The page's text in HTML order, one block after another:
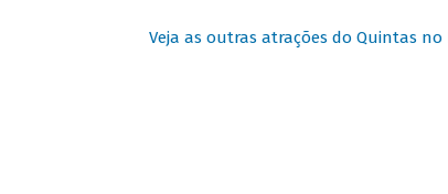
Veja as outras atrações do Quintas no